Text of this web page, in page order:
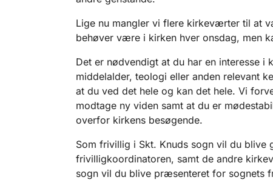
Lige nu mangler vi flere kirkeværter til at
behøver være i kirken hver onsdag, men
Det er nødvendigt at du har en interesse i
middelalder, teologi eller anden relevant
at du ved det hele og kan det hele. Vi
modtage ny viden samt at du er
overfor kirkens besøgende.
Som frivillig i Skt. Knuds sogn vil du
frivilligkoordinatoren, samt de andre
sogn vil du blive præsenteret for sognets